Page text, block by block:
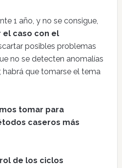
1 año, y no se consigue,
el caso con el
posibles problemas
no se detecten anomalías
habrá que tomarse el tema
tomar para
caseros más
de los ciclos